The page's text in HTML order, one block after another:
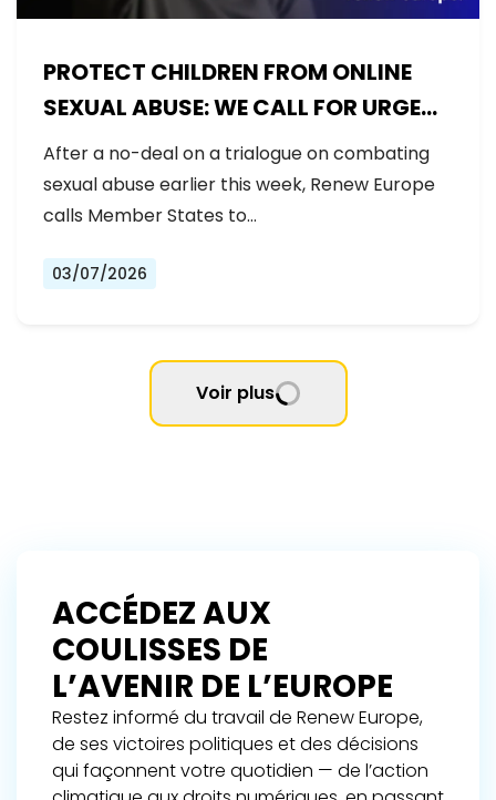
PROTECT CHILDREN FROM ONLINE
SEXUAL ABUSE: WE CALL FOR URGENT
NEGOTIATIONS AND PERMANENT
SOLUTION
After a no-deal on a trialogue on combating
sexual abuse earlier this week, Renew Europe
calls Member States to…
03/07/2026
Voir plus
ACCÉDEZ AUX
COULISSES DE
L’AVENIR DE L’EUROPE
Restez informé du travail de Renew Europe,
de ses victoires politiques et des décisions
qui façonnent votre quotidien — de l’action